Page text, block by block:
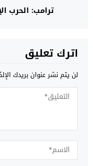
ترامب: الحرب
اترك تعليق
لن يتم نشر عنوان بريدك